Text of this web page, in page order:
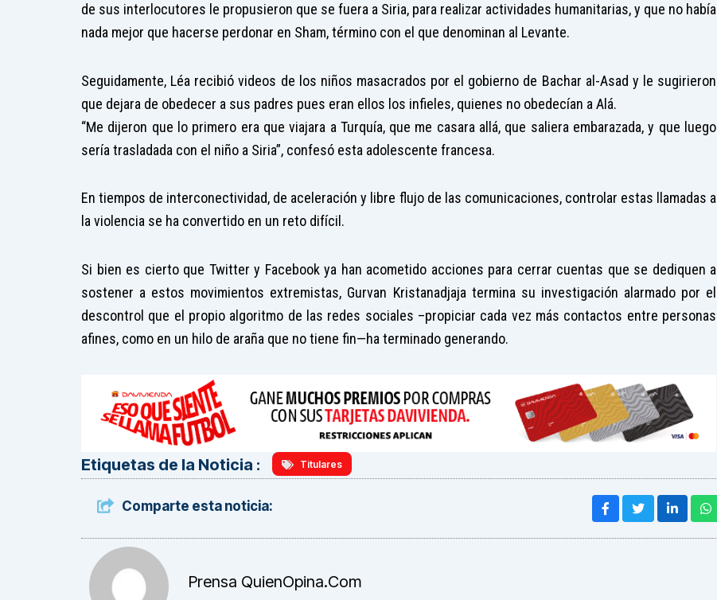
de sus interlocutores le propusieron que se fuera a Siria, para realizar actividades humanitarias, y que no había
nada mejor que hacerse perdonar en Sham, término con el que denominan al Levante.
Seguidamente, Léa recibió videos de los niños masacrados por el gobierno de Bachar al-Asad y le sugirieron
que dejara de obedecer a sus padres pues eran ellos los infieles, quienes no obedecían a Alá.
“Me dijeron que lo primero era que viajara a Turquía, que me casara allá, que saliera embarazada, y que luego
sería trasladada con el niño a Siria”, confesó esta adolescente francesa.
En tiempos de interconectividad, de aceleración y libre flujo de las comunicaciones, controlar estas llamadas a
la violencia se ha convertido en un reto difícil.
Si bien es cierto que Twitter y Facebook ya han acometido acciones para cerrar cuentas que se dediquen a
sostener a estos movimientos extremistas, Gurvan Kristanadjaja termina su investigación alarmado por el
descontrol que el propio algoritmo de las redes sociales –propiciar cada vez más contactos entre personas
afines, como en un hilo de araña que no tiene fin—ha terminado generando.
Etiquetas de la Noticia : Titulares
Comparte esta noticia:
Prensa QuienOpina.com